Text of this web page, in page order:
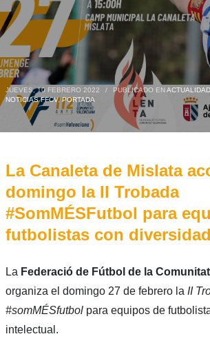
JUEVES, 10 FEBRERO 2022 / PUBLICADO ENACTUALIDAD
NOTICIAS FFCV,PORTADA
La Canaleta de Mislata
domingo la II Trobada
#SomMÉSFutbol para
futbolistas con
La Federació de Fútbol de la
organiza el domingo 27 de febrero la II
#somMÉSfutbolpara equipos de
intelectual.